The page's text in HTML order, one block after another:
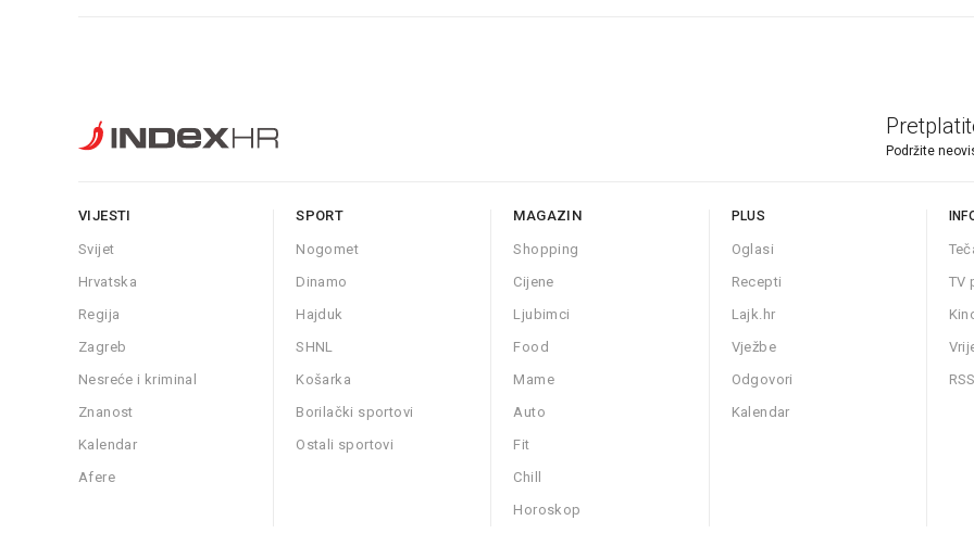
Podržite
VIJESTI
Svijet
Hrvatska
Regija
Zagreb
Nesreće i kriminal
Znanost
Kalendar
Afere
SPORT
Nogomet
Dinamo
Hajduk
SHNL
Košarka
Borilački sportovi
Ostali sportovi
MAGAZIN
Shopping
Cijene
Ljubimci
Food
Mame
Auto
Fit
Chill
Horoskop
PLUS
Oglasi
Recepti
Lajk.hr
Vježbe
Odgovori
Kalendar
TV
RSS